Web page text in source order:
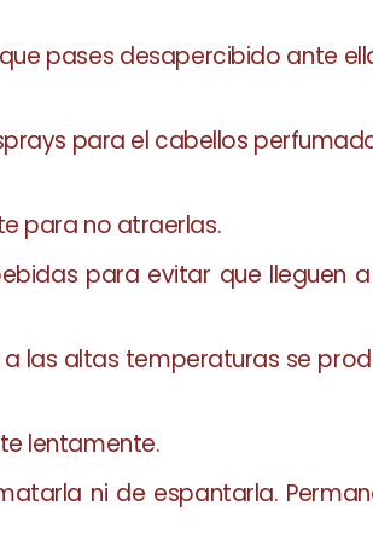
pases desapercibido ante
para el cabellos
para no atraerlas.
para evitar que lleguen
las altas temperaturas se
lentamente.
ni de espantarla.